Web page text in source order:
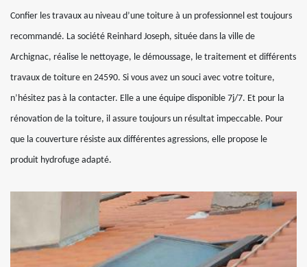
Confier les travaux au niveau d’une toiture à un professionnel est toujours
recommandé. La société Reinhard Joseph, située dans la ville de
Archignac, réalise le nettoyage, le démoussage, le traitement et différents
travaux de toiture en 24590. Si vous avez un souci avec votre toiture,
n’hésitez pas à la contacter. Elle a une équipe disponible 7j/7. Et pour la
rénovation de la toiture, il assure toujours un résultat impeccable. Pour
que la couverture résiste aux différentes agressions, elle propose le
produit hydrofuge adapté.